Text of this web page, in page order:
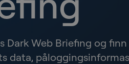
Dark Web Briefing og
data,